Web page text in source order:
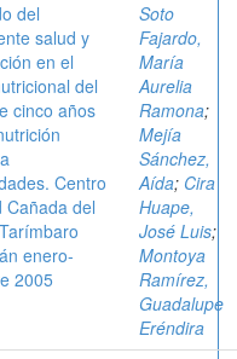
del
salud y
en el
del
cinco años
Centro
Cañada del
enero-
2005
Soto
Fajardo,
María
Aurelia
Ramona;
Mejía
Sánchez,
Aída; Cira
Huape,
José Luis;
Montoya
Ramírez,
Guadalupe
Eréndira